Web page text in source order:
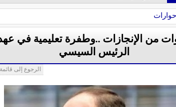
‬الرئيس‭ ‬السيسي
الرجوع إلى